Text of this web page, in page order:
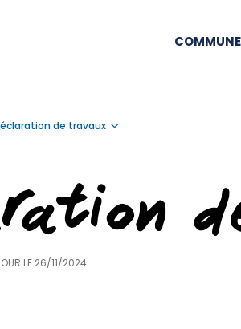
COMMUNE
de travaux
LE 26/11/2024